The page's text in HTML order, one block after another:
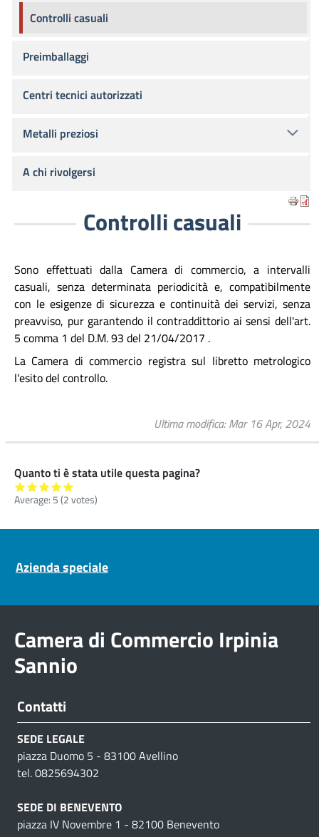
Controlli casuali
Preimballaggi
Centri tecnici autorizzati
Metalli preziosi
A chi rivolgersi
Controlli casuali
Sono effettuati dalla Camera di commercio, a intervalli
casuali, senza determinata periodicità e, compatibilmente
con le esigenze di sicurezza e continuità dei servizi, senza
preavviso, pur garantendo il contraddittorio ai sensi dell'art.
5 comma 1 del D.M. 93 del 21/04/2017 .
La Camera di commercio registra sul libretto metrologico
l'esito del controllo.
Ultima modifica Mar 16 Apr, 2024
Quanto ti è stata utile questa pagina?
Average: 5(2votes)
Azienda speciale
Camera di Commercio Irpinia
Sannio
Contatti
SEDE LEGALE
piazza Duomo 5 - 83100 Avellino
tel. 0825694302
SEDE DI BENEVENTO
piazza IV Novembre 1 - 82100 Benevento